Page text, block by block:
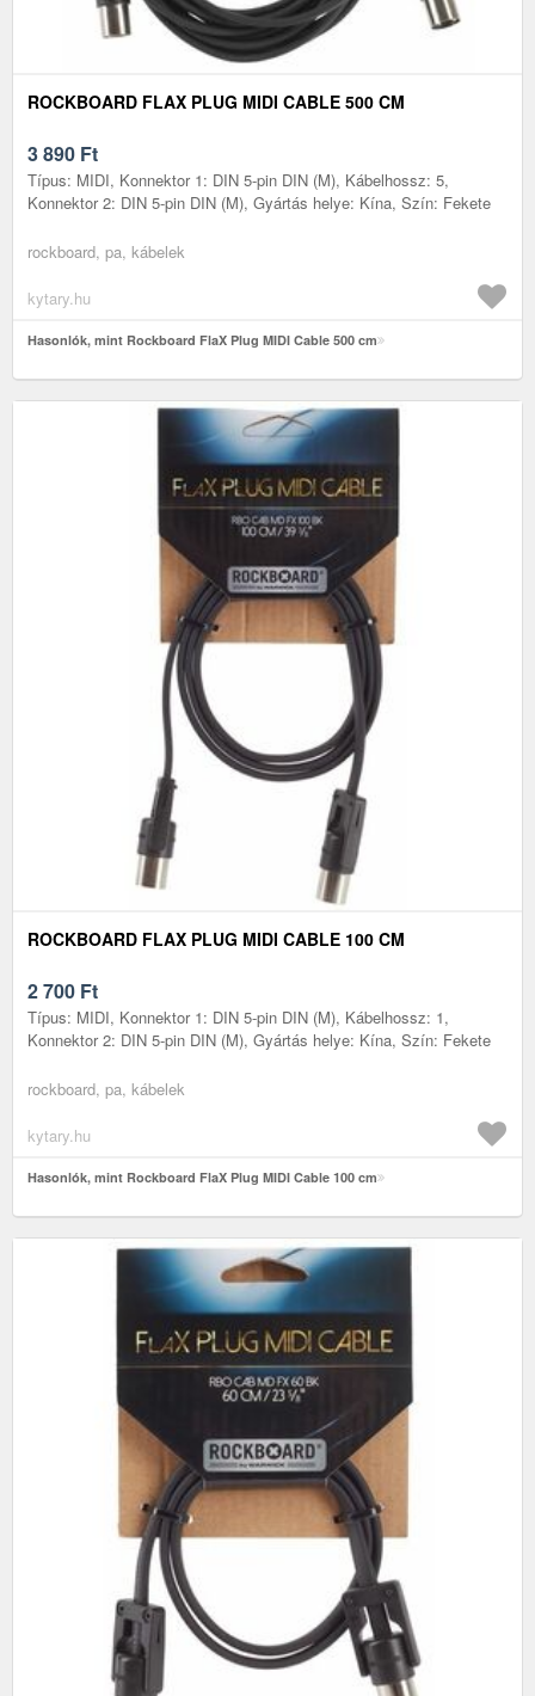
ROCKBOARD FLAX PLUG MIDI CABLE 500 CM
3 890 Ft
Típus: MIDI, Konnektor 1: DIN 5-pin DIN (M), Kábelhossz: 5,
Konnektor 2: DIN 5-pin DIN (M), Gyártás helye: Kína, Szín: Fekete
rockboard, pa, kábelek
kytary.hu
Hasonlók, mint Rockboard FlaX Plug MIDI Cable 500 cm
ROCKBOARD FLAX PLUG MIDI CABLE 100 CM
2 700 Ft
Típus: MIDI, Konnektor 1: DIN 5-pin DIN (M), Kábelhossz: 1,
Konnektor 2: DIN 5-pin DIN (M), Gyártás helye: Kína, Szín: Fekete
rockboard, pa, kábelek
kytary.hu
Hasonlók, mint Rockboard FlaX Plug MIDI Cable 100 cm